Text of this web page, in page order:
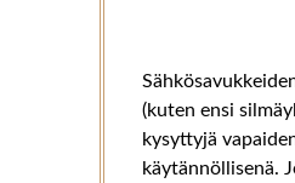
(kuten ensi
kysyttyjä
käytännöllisenä.